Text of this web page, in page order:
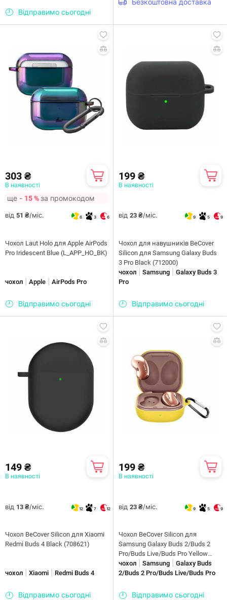
Відправимо сьогодні
Безкоштовна доставка
303 ₴
В наявності
ще - 15 %за промокодом
від 51 ₴/міс. 6 3 6
Чохол Laut Holo для Apple AirPods
Pro Iridescent Blue (L_APP_HO_BK)
чохол Apple AirPods Pro
Відправимо сьогодні
199 ₴
В наявності
від 23 ₴/міс. 9 5 9
Чохол для навушників BeCover
Silicon для Samsung Galaxy Buds
3 Pro Black (712000)
чохол
Samsung
Galaxy Buds 3
Pro
Відправимо сьогодні
149 ₴
В наявності
від 13 ₴/міс. 12 7 12
Чохол BeCover Silicon для Xiaomi
Redmi Buds 4 Black (708621)
чохол Xiaomi Redmi Buds 4
Відправимо сьогодні
199 ₴
В наявності
від 23 ₴/міс. 9 5 9
Чохол BeCover Silicon для
Samsung Galaxy Buds 2/Buds 2
Pro/Buds Live/Buds Pro Yellow
(705414)
чохол Samsung
Galaxy Buds
2/Buds 2 Pro/Buds Live/Buds Pro
Відправимо сьогодні